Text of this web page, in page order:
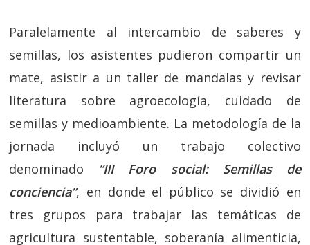
Paralelamente al intercambio de saberes y
semillas, los asistentes pudieron compartir un
mate, asistir a un taller de mandalas y revisar
literatura sobre agroecología, cuidado de
semillas y medioambiente. La metodología de la
jornada incluyó un trabajo colectivo
denominado “III Foro social: Semillas de
conciencia”, en donde el público se dividió en
tres grupos para trabajar las temáticas de
agricultura sustentable, soberanía alimenticia,